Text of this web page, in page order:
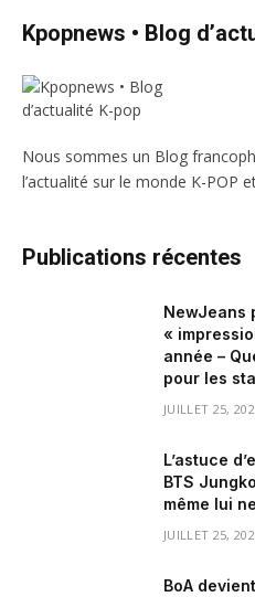
Kpopnews • Blog
Nous sommes un Blog
l’actualité sur le monde K-POP
Publications récentes
NewJeans
«
année –
pour les
JUILLET 25,
L’astuce
BTS
même lui
JUILLET 25,
BoA